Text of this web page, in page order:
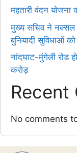
महतारी वंदन योजना
मुख्य सचिव ने नक्सल
बुनियादी सुविधाओं
नांदघाट-मुंगेली रोड
करोड़
Recent
No comments